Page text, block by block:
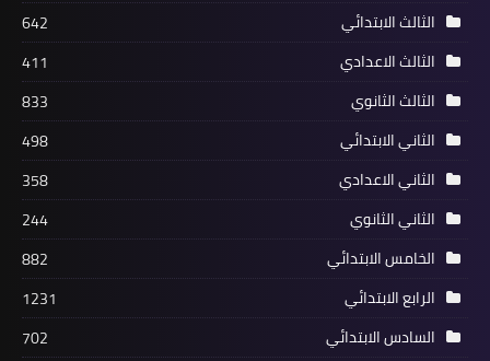
الثالث الابتدائي
642
الثالث الاعدادي
411
الثالث الثانوي
833
الثاني الابتدائي
498
الثاني الاعدادي
358
الثاني الثانوي
244
الخامس الابتدائي
882
الرابع الابتدائي
1231
السادس الابتدائي
702